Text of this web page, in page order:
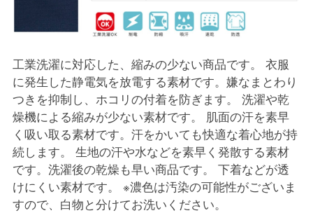
工業洗濯に対応した、縮みの少ない商品です。 衣服
に発生した静電気を放電する素材です。嫌なまとわり
つきを抑制し、ホコリの付着を防ぎます。 洗濯や乾
燥機による縮みが少ない素材です。 肌面の汗を素早
く吸い取る素材です。汗をかいても快適な着心地が持
続します。 生地の汗や水などを素早く発散する素材
です。洗濯後の乾燥も早い商品です。 下着などが透
けにくい素材です。 ※濃色は汚染の可能性がございま
すので、白物と分けてお洗いください。